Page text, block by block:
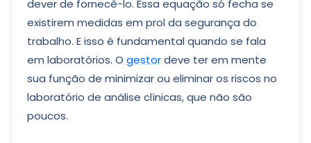
dever de fornecê-lo. Essa equação só fecha se
existirem medidas em prol da segurança do
trabalho. E isso é fundamental quando se fala
em laboratórios. O gestordeve ter em mente
sua função de minimizar ou eliminar os riscos no
laboratório de análise clínicas, que não são
poucos.